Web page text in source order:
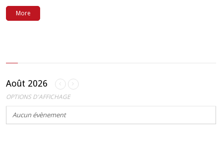
More
Août 2026
OPTIONS D'AFFICHAGE
Aucun évènement